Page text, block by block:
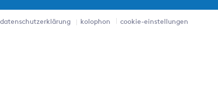
datenschutzerklärung kolophon cookie-einstellungen